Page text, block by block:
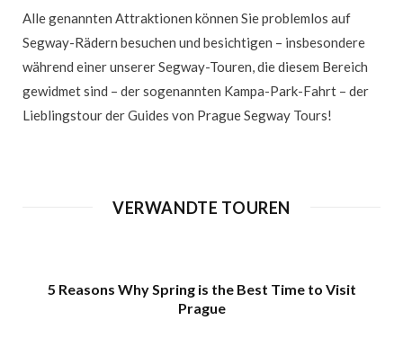
Alle genannten Attraktionen können Sie problemlos auf
Segway-Rädern besuchen und besichtigen – insbesondere
während einer unserer Segway-Touren, die diesem Bereich
gewidmet sind – der sogenannten Kampa-Park-Fahrt – der
Lieblingstour der Guides von Prague Segway Tours!
VERWANDTE TOUREN
5 Reasons Why Spring is the Best Time to Visit
Prague